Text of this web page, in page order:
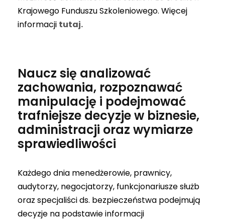
Krajowego Funduszu Szkoleniowego. Więcej
informacji tutaj.
Naucz się analizować
zachowania, rozpoznawać
manipulację i podejmować
trafniejsze decyzje w biznesie,
administracji oraz wymiarze
sprawiedliwości
Każdego dnia menedżerowie, prawnicy,
audytorzy, negocjatorzy, funkcjonariusze służb
oraz specjaliści ds. bezpieczeństwa podejmują
decyzje na podstawie informacji